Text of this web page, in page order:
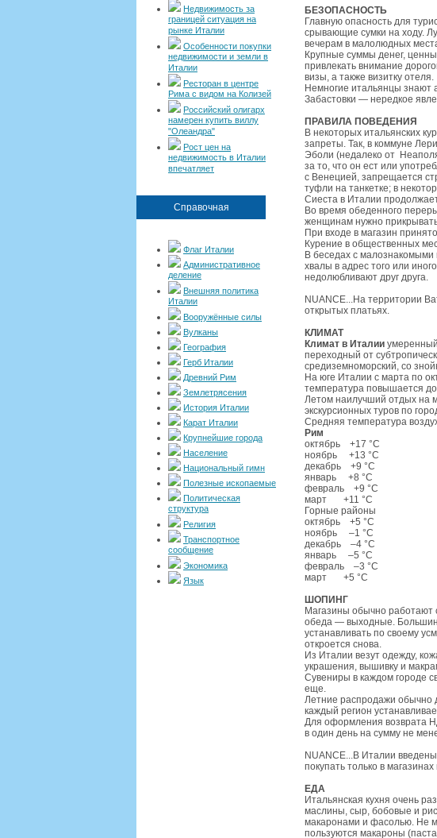
Недвижимость за
границей ситуация на
рынке Италии
Особенности покупки
недвижимости и земли в
Италии
Ресторан в центре
Рима с видом на Колизей
Российский олигарх
намерен купить виллу
"Олеандра"
Рост цен на
недвижимость в Италии
впечатляет
Справочная
Флаг Италии
Административное
деление
Внешняя политика
Италии
Вооружённые силы
Вулканы
География
Герб Италии
Древний Рим
Землетрясения
История Италии
Карат Италии
Крупнейшие города
Население
Национальный гимн
Полезные ископаемые
Политическая
структура
Религия
Транспортное
сообщение
Экономика
Язык
БЕЗОПАСНОСТЬ
Главную опасность для
срывающие сумки на ходу.
вечерам в малолюдных
Крупные суммы денег,
привлекать внимание
визы, а также визитку отеля.
Немногие итальянцы знают
Забастовки — нередкое
ПРАВИЛА ПОВЕДЕНИЯ
В некоторых итальянских
запреты. Так, в коммуне
Эболи (недалеко от
за то, что он ест или
с Венецией, запрещается
туфли на танкетке; в
Сиеста в Италии
Во время обеденного
женщинам нужно
При входе в магазин
Курение в общественных
В беседах с малознакомыми
хвалы в адрес того или
недолюбливают друг друга.
NUANCE...На территории
открытых платьях.
КЛИМАТ
Климат в Италии
переходный от
средиземноморский, со
На юге Италии с марта по
температура повышается до
Летом наилучший отдых на
экскурсионных туров по
Средняя температура
Рим
октябрь +17 °C
ноябрь +13 °C
декабрь +9 °C
январь +8 °C
февраль +9 °C
март +11 °C
Горные районы
октябрь +5 °C
ноябрь –1 °C
декабрь –4 °C
январь –5 °C
февраль –3 °C
март +5 °C
ШОПИНГ
Магазины обычно работают
обеда — выходные.
устанавливать по своему
откроется снова.
Из Италии везут одежду,
украшения, вышивку и
Сувениры в каждом городе
еще.
Летние распродажи обычно
каждый регион
Для оформления возврата
в один день на сумму не
NUANCE...В Италии
покупать только в магазинах
ЕДА
Итальянская кухня очень
маслины, сыр, бобовые и
макаронами и фасолью. Не
пользуются макароны